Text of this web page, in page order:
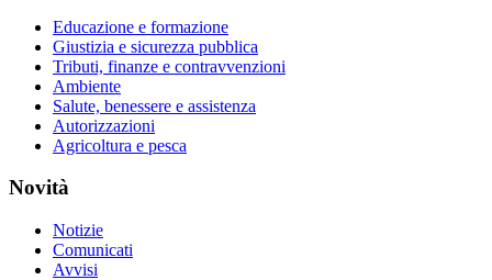
Educazione e formazione
Giustizia e sicurezza pubblica
Tributi, finanze e contravvenzioni
Ambiente
Salute, benessere e assistenza
Autorizzazioni
Agricoltura e pesca
Novità
Notizie
Comunicati
Avvisi